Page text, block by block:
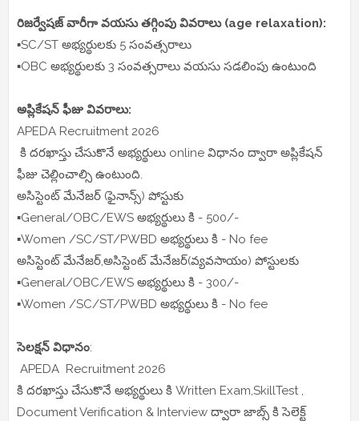
రిజర్వేషజ్ వారీగా వయసు తగ్గింపు వివరాలు (age relaxation):
▪️SC/ST అభ్యర్థులకు 5 సంవత్సరాలు
▪️OBC అభ్యర్థులకు 3 సంవత్సరాలు వయసు సడలింపు ఉంటుంది
అప్లికేషన్ ఫీజు వివరాలు:
APEDA Recruitment 2026
కి దరఖాస్తు చేసుకొనే అభ్యర్థులు online విధానం ద్వారా అప్లికేషన్
ఫీజు చెల్లించాల్సి ఉంటుంది.
అసిస్టెంట్ మేనేజర్ (ఫైనాన్స్) పోస్టుకు
▪️General/OBC/EWS అభ్యర్థులు కి - 500/-
▪️Women /SC/ST/PWBD అభ్యర్థులు కి - No fee
అసిస్టెంట్ మేనేజర్,అసిస్టెంట్ మేనేజర్(వ్యవసాయం) పోస్టులకు
▪️General/OBC/EWS అభ్యర్థులు కి - 300/-
▪️Women /SC/ST/PWBD అభ్యర్థులు కి - No fee
సెలక్షన్ విధానం:
APEDA Recruitment 2026
కి దరఖాస్తు చేసుకొనే అభ్యర్థులు కి Written Exam,SkillTest ,
Document Verification & Interview ద్వారా జాబ్స్ కి సెలెక్ట్